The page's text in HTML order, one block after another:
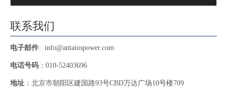
联系我们
电子邮件: info@antaiospower.com
电话号码 ：010-52403696
地址 ：北京市朝阳区建国路93号CBD万达广场10号楼709